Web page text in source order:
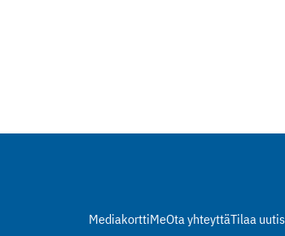
MediakorttiMeOta yhteyttäTilaa